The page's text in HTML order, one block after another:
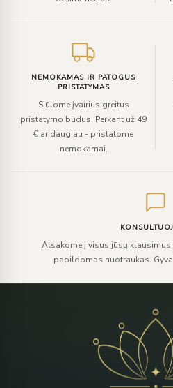
NEMOKAMAS IR PATOGUS
PRISTATYMAS
Siūlome įvairius greitus
pristatymo būdus. Perkant už 49
€ ar daugiau - pristatome
nemokamai.
Atsakome į visus jūsų
papildomas nuotraukas.